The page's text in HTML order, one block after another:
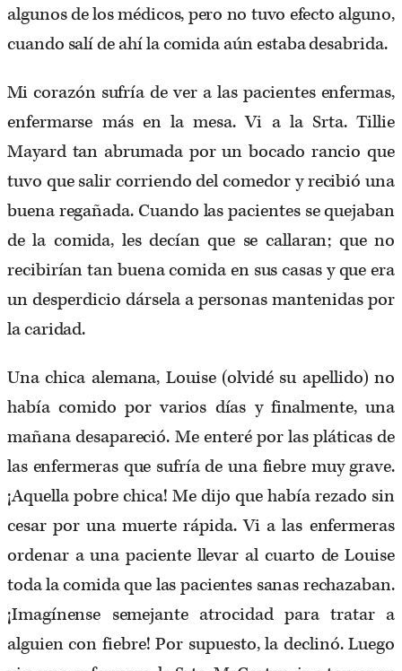
algunos de los médicos, pero no tuvo efecto alguno,
cuando salí de ahí la comida aún estaba desabrida.
Mi corazón sufría de ver a las pacientes enfermas,
enfermarse más en la mesa. Vi a la Srta. Tillie
Mayard tan abrumada por un bocado rancio que
tuvo que salir corriendo del comedor y recibió una
buena regañada. Cuando las pacientes se quejaban
de la comida, les decían que se callaran; que no
recibirían tan buena comida en sus casas y que era
un desperdicio dársela a personas mantenidas por
la caridad.
Una chica alemana, Louise (olvidé su apellido) no
había comido por varios días y finalmente, una
mañana desapareció. Me enteré por las pláticas de
las enfermeras que sufría de una fiebre muy grave.
¡Aquella pobre chica! Me dijo que había rezado sin
cesar por una muerte rápida. Vi a las enfermeras
ordenar a una paciente llevar al cuarto de Louise
toda la comida que las pacientes sanas rechazaban.
¡Imagínense semejante atrocidad para tratar a
alguien con fiebre! Por supuesto, la declinó. Luego